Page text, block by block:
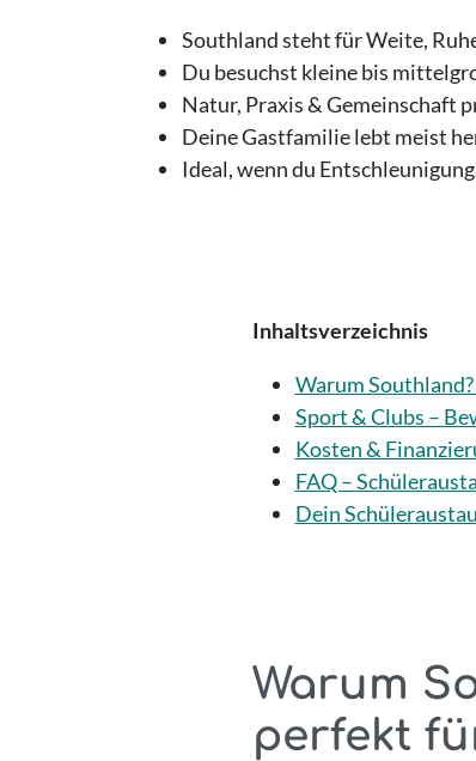
Southland steht für Weite,
Du besuchst kleine bis
Natur, Praxis & Gemeinschaft
Deine Gastfamilie lebt meist
Ideal, wenn du
Inhaltsverzeichnis
Warum
Sport & Clubs –
Kosten &
FAQ –
Dein
Warum
perfekt